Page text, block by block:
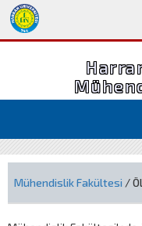
Mühendislik Fakültesi /